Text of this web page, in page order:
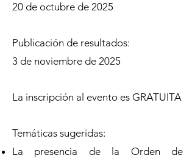
20 de octubre de 2025
Publicación de resultados:
3 de noviembre de 2025
La inscripción al evento es GRATUITA
Temáticas sugeridas:
La presencia de la Orden de